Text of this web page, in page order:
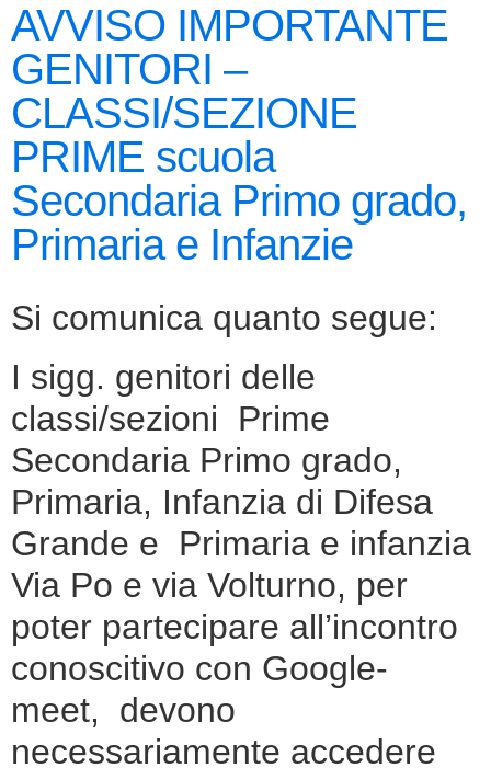
AVVISO IMPORTANTE
GENITORI –
CLASSI/SEZIONE
PRIME scuola
Secondaria Primo grado,
Primaria e Infanzie
Si comunica quanto segue:
I sigg. genitori delle
classi/sezioni Prime
Secondaria Primo grado,
Primaria, Infanzia di Difesa
Grande e Primaria e infanzia
Via Po e via Volturno, per
poter partecipare all’incontro
conoscitivo con Google-
meet, devono
necessariamente accedere